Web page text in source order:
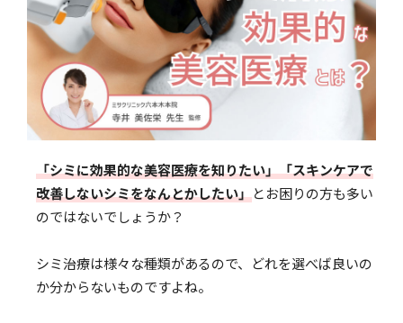
「シミに効果的な美容医療を知りたい」「スキンケアで
改善しないシミをなんとかしたい」とお困りの方も多い
のではないでしょうか？
シミ治療は様々な種類があるので、どれを選べば良いの
か分からないものですよね。